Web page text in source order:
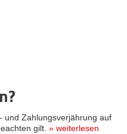
und Zahlungsverjährung auf
gilt. » weiterlesen